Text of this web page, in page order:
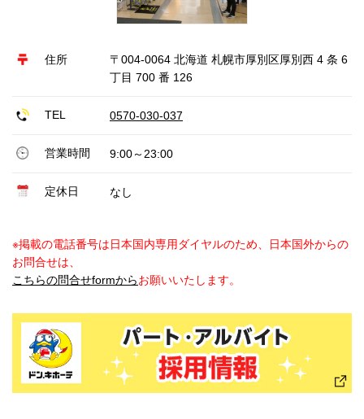
住所
〒004-0064 北海道 札幌市厚別区厚別西 4 条 6
丁目 700 番 126
TEL 0570-030-037
営業時間 9:00～23:00
定休日 なし
※掲載の電話番号は日本国内専用ダイヤルのため、日本国外からの
お問合せは、
こちらの問合せformからお願いいたします。